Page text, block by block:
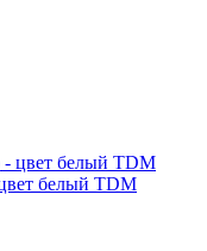
белый TDM